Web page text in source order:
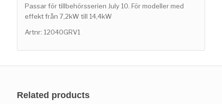
Passar för tillbehörsserien July 10. För modeller med
effekt från 7,2kW till 14,4kW
Artnr: 12040GRV1
Related products